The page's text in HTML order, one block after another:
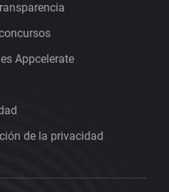
Appcelerate
de la privacidad